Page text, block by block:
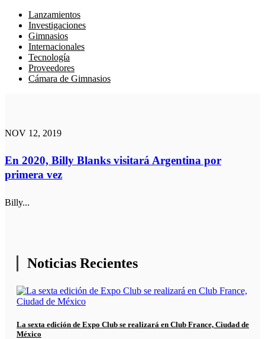
Lanzamientos
Investigaciones
Gimnasios
Internacionales
Tecnología
Proveedores
Cámara de Gimnasios
NOV 12, 2019
En 2020, Billy Blanks visitará Argentina por
primera vez
Billy...
Noticias Recientes
La sexta edición de Expo Club se realizará en Club France, Ciudad de
México